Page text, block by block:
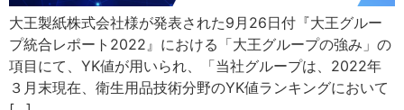
大王製紙株式会社様が発表された9月26日付『大王グルー
プ統合レポート2022』における「大王グループの強み」の
項目にて、YK値が用いられ、「当社グループは、2022年
３月末現在、衛生用品技術分野のYK値ランキングにおいて